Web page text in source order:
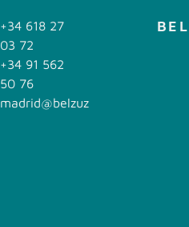
+34 618 27
03 72
+34 91 562
50 76
madrid@belzuz.com